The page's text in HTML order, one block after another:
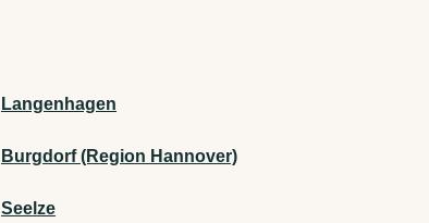
Langenhagen
Burgdorf (Region Hannover)
Seelze